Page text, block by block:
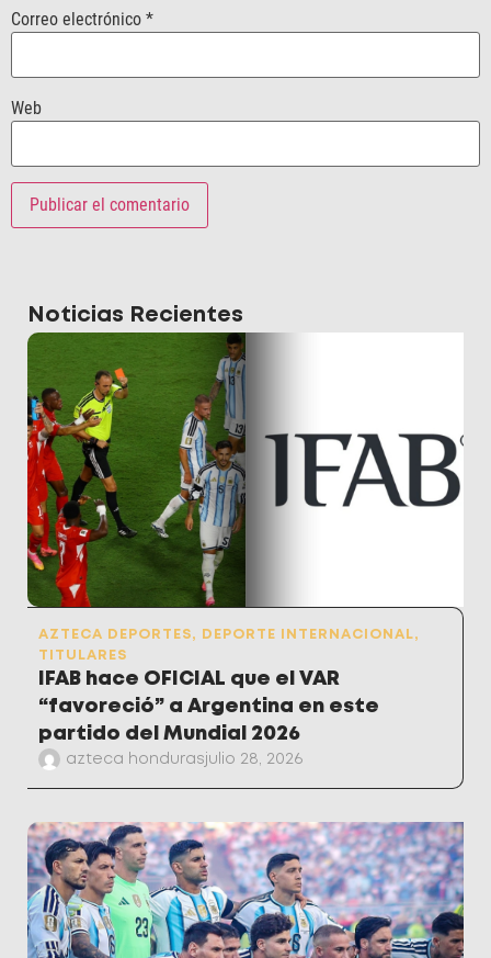
Correo electrónico *
Web
Noticias Recientes
AZTECA DEPORTES, DEPORTE INTERNACIONAL,
TITULARES
IFAB hace OFICIAL que el VAR
“favoreció” a Argentina en este
partido del Mundial 2026
azteca hondurasjulio 28, 2026